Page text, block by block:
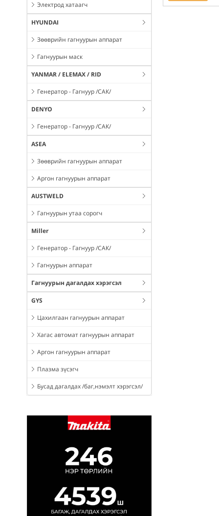
Электрод хатаагч
HYUNDAI
Зөөврийн гагнуурын аппарат
Гагнуурын маск
YANMAR / ELEMAX / RID
Генератор - Гагнуур /САК/
DENYO
Генератор - Гагнуур /САК/
ASEA
Зөөврийн гагнуурын аппарат
Аргон гагнуурын аппарат
AUSTWELD
Гагнуурын утаа сорогч
Miller
Генератор - Гагнуур /САК/
Гагнуурын аппарат
Гагнуурын дагалдах хэрэгсэл
GYS
Цахилгаан гагнуурын аппарат
Хагас автомат гагнуурын аппарат
Аргон гагнуурын аппарат
Плазма зүсэгч
Бусад дагалдах /баг,нэмэлт хэрэгсэл/